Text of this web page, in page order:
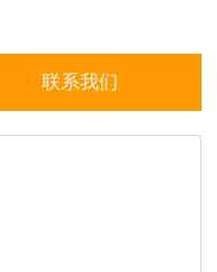
联系我们